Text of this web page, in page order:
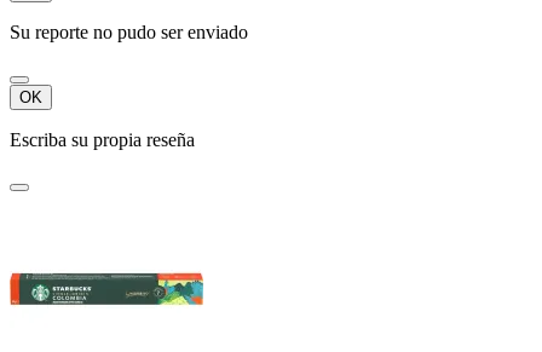
Su reporte no pudo ser enviado
OK
Escriba su propia reseña